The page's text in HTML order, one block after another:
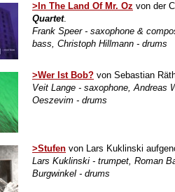
>In The Land Of Mr. Oz von der
Quartet.
Frank Speer - saxophone &
bass, Christoph Hillmann - drums
>Wer Ist Bob? von Sebastian
Veit Lange - saxophone, Andreas
Oeszevim - drums
>Stufen von Lars Kuklinski
Lars Kuklinski - trumpet, Roman
Burgwinkel - drums